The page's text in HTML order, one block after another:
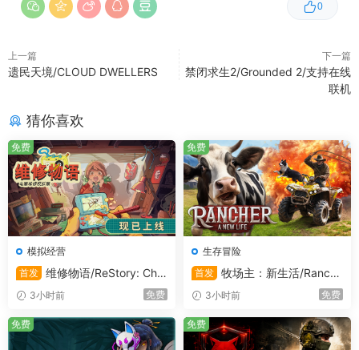
史上最棒的旅行
游客可能会因为深爱小岛而留下来定居，从而增加小镇人
口。人口对小镇发展至关重要，你可以聘请人员为你完成各
项工作，例如照看商店，帮助你维护岛屿。所以尽可能为游
客打造一场梦幻之旅！
勠力同心
《Spirit of the Island》的主要特色之一是双人合作模式，
你可以在该模式下畅玩所有内容！双人模式不仅包括单人模
式中的全部内容（甚至包括任务），还拥有独一无二的故事
线。《Spirit of the Island》中内置资源共享功能，这意味
0
上一篇
遗民天境/CLOUD DWELLERS
下一篇
禁闭求生2/Grounded 2/支持在线
联机
猜你喜欢
模拟经营
首发 维修物语/ReStory: Chill
Electronics Repairs
3小时前 免费
免费
生存冒险
首发 牧场主：新生活/Ranche
r: A new life
3小时前 免费
免费
免费 免费